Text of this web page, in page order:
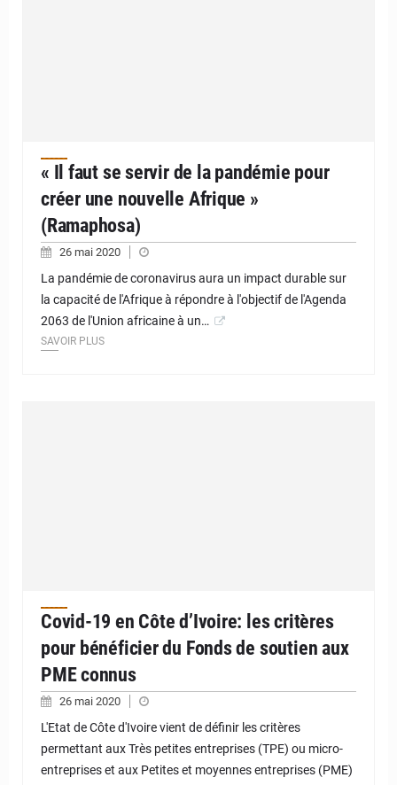
« Il faut se servir de la pandémie pour
créer une nouvelle Afrique »
(Ramaphosa)
26 mai 2020
La pandémie de coronavirus aura un impact durable sur
la capacité de l'Afrique à répondre à l'objectif de l'Agenda
2063 de l'Union africaine à un…
SAVOIR PLUS
Covid-19 en Côte d’Ivoire: les critères
pour bénéficier du Fonds de soutien aux
PME connus
26 mai 2020
L'Etat de Côte d'Ivoire vient de définir les critères
permettant aux Très petites entreprises (TPE) ou micro-
entreprises et aux Petites et moyennes entreprises (PME)